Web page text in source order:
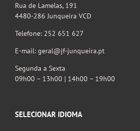
Rua de Lamelas, 191
4480-286 Junqueira VCD
Telefone: 252 651 627
E-mail: geral@jf-junqueira.pt
Segunda a Sexta
09h00 – 13h00 | 14h00 – 19h00
SELECIONAR IDIOMA